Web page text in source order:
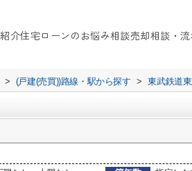
介住宅ローンのお悩み相談売却相談・流
> (戸建(売買))路線・駅から探す > 東武鉄道